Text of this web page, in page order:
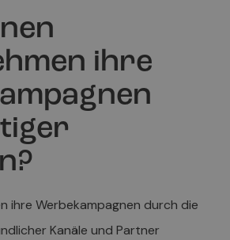
ihre
ihre Werbekampagnen durch die
Kanäle und Partner